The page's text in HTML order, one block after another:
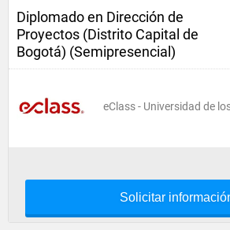
Diplomado en Dirección de
Proyectos (Distrito Capital de
Bogotá) (Semipresencial)
eClass - Universidad de
Solicitar